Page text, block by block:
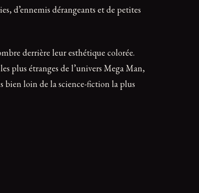
d’ennemis dérangeants et de petites
derrière leur esthétique colorée.
plus étranges de l’univers Mega Man,
bien loin de la science-fiction la plus